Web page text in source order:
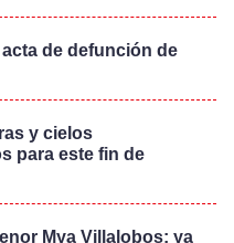
de defunción de
y cielos
para este fin de
Mya Villalobos; ya